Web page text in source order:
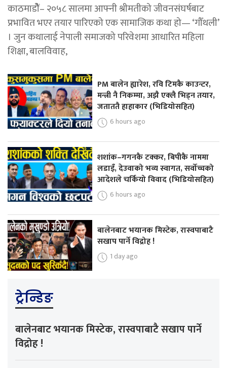
काठमाडोैं– २०५८ सालमा आफ्नी श्रीमतीको जीवनसंघर्षबाट
प्रभावित भएर तयार पारिएको एक सामाजिक कथा हो— ‘गौँथली’
। जुन कथालाई नेपाली समाजको परिवेशमा आधारित महिला
शिक्षा, बालविवाह,
PM बालेन ह्यारेश, रवि टिमकै काउन्टर,
मन्त्री नै निकम्मा, अझै एक्लै भिड्न तयार,
जताततै हाहाकार (भिडियोसहित)
6 hours ago
शशांक–गगनकै टक्कर, बिपीकै नाममा
लडाइँ, देउवाको भव्य स्वागत, सर्वोच्चको
आदेशले चर्कियो विवाद (भिडियोसहित)
6 hours ago
बालेनबाट भयानक मिस्टेक, रास्वपाबाटै
सखाप पार्ने विद्रोह !
1 day ago
ट्रेन्डिङ
बालेनबाट भयानक मिस्टेक, रास्वपाबाटै सखाप पार्ने
विद्रोह !